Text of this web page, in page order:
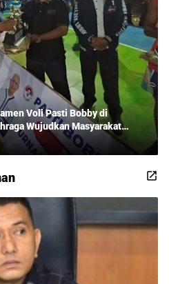
Voli Pasti Bobby di
Wujudkan Masyarakat
dan Ribuan Penonton!